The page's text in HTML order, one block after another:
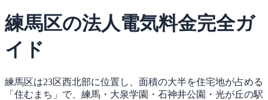
練馬区の法人電気料金完全ガ
イド
練馬区は23区西北部に位置し、面積の大半を住宅地が占める
「住むまち」で、練馬・大泉学園・石神井公園・光が丘の駅